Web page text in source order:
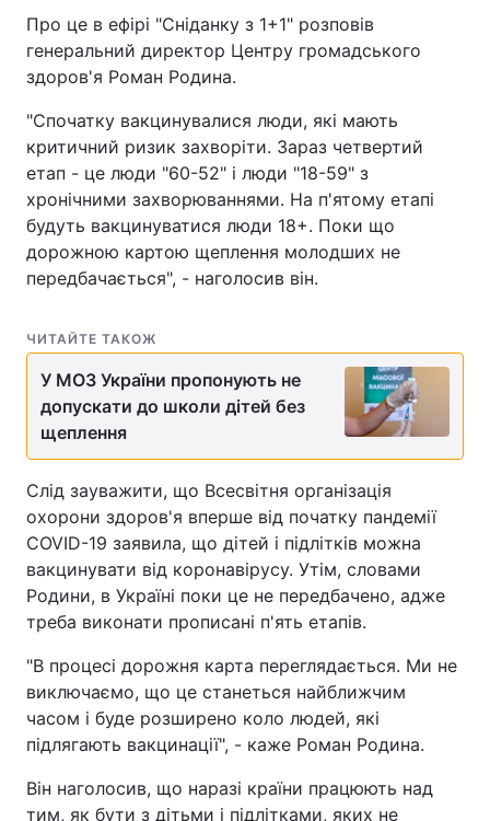
Про це в ефірі "Сніданку з 1+1" розповів
генеральний директор Центру громадського
здоров'я Роман Родина.
"Спочатку вакцинувалися люди, які мають
критичний ризик захворіти. Зараз четвертий
етап - це люди "60-52" і люди "18-59" з
хронічними захворюваннями. На п'ятому етапі
будуть вакцинуватися люди 18+. Поки що
дорожною картою щеплення молодших не
передбачається", - наголосив він.
ЧИТАЙТЕ ТАКОЖ
У МОЗ України пропонують не
допускати до школи дітей без
щеплення
Слід зауважити, що Всесвітня організація
охорони здоров'я вперше від початку пандемії
COVID-19 заявила, що дітей і підлітків можна
вакцинувати від коронавірусу. Утім, словами
Родини, в Україні поки це не передбачено, адже
треба виконати прописані п'ять етапів.
"В процесі дорожня карта переглядається. Ми не
виключаємо, що це станеться найближчим
часом і буде розширено коло людей, які
підлягають вакцинації", - каже Роман Родина.
Він наголосив, що наразі країни працюють над
тим, як бути з дітьми і підлітками, яких не